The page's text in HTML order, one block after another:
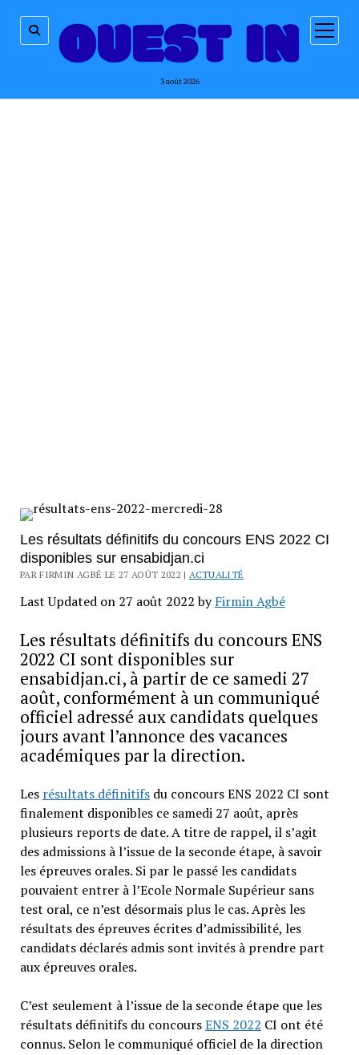
3 août 2026
ouvrir
menu
Les résultats définitifs du concours ENS 2022 CI
disponibles sur ensabidjan.ci
PAR FIRMIN AGBÉ LE 27 AOÛT 2022 | ACTUALITÉ
Last Updated on 27 août 2022 byFirmin Agbé
Les résultats définitifs du concours ENS
2022 CI sont disponibles sur
ensabidjan.ci, à partir de ce samedi 27
août, conformément à un communiqué
officiel adressé aux candidats quelques
jours avant l’annonce des vacances
académiques par la direction.
Les résultats définitifsdu concours ENS 2022 CI sont
finalement disponibles ce samedi 27 août, après
plusieurs reports de date. A titre de rappel, il s’agit
des admissions à l’issue de la seconde étape, à savoir
les épreuves orales. Si par le passé les candidats
pouvaient entrer à l’Ecole Normale Supérieur sans
test oral, ce n’est désormais plus le cas. Après les
résultats des épreuves écrites d’admissibilité, les
candidats déclarés admis sont invités à prendre part
aux épreuves orales.
C’est seulement à l’issue de la seconde étape que les
résultats définitifs du concoursENS 2022 CI ont été
connus. Selon le communiqué officiel de la direction